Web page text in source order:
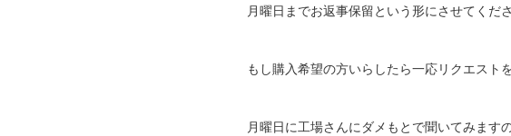
月曜日までお返事保留という形にさせてくだ
もし購入希望の方いらしたら一応リクエスト
月曜日に工場さんにダメもとで聞いてみます